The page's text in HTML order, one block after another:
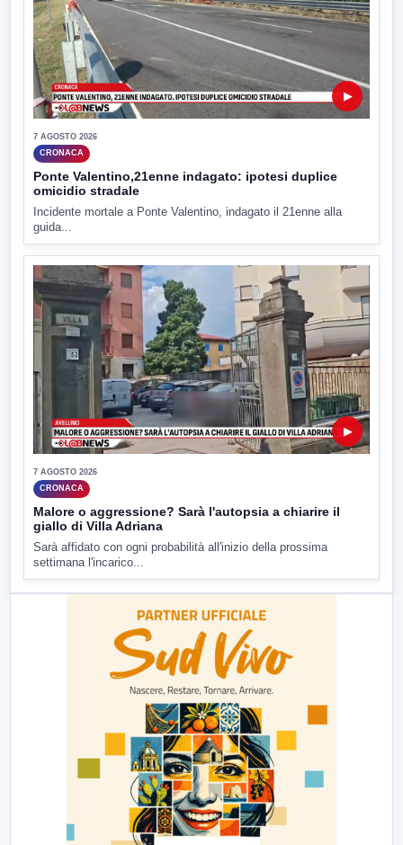
▶
7 AGOSTO 2026
CRONACA
Ponte Valentino,21enne indagato: ipotesi duplice
omicidio stradale
Incidente mortale a Ponte Valentino, indagato il 21enne alla
guida...
▶
7 AGOSTO 2026
CRONACA
Malore o aggressione? Sarà l'autopsia a chiarire il
giallo di Villa Adriana
Sarà affidato con ogni probabilità all'inizio della prossima
settimana l'incarico...